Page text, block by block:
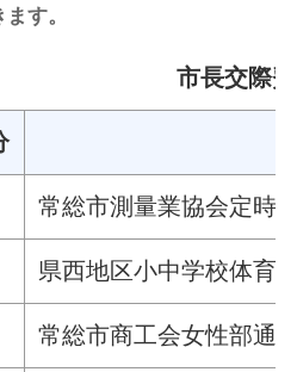
す。
市長交際
常総市測量業協会定時
県西地区小中学校体育
常総市商工会女性部通